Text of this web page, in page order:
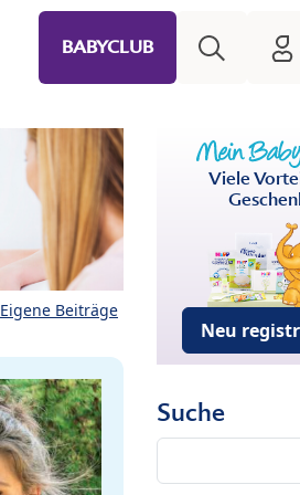
BABYCLUB
Eigene Beiträge
Viele
Neu
Suche